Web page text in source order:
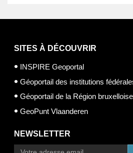
SITES À DÉCOUVRIR
INSPIRE Geoportal
Géoportail des institutions
Géoportail de la Région bruxelloise
GeoPunt Vlaanderen
NEWSLETTER